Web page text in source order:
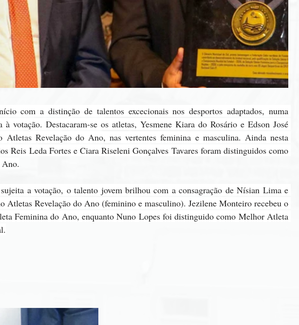
com a distinção de talentos excecionais nos desportos adaptados, numa
à votação. Destacaram-se os atletas, Yesmene Kiara do Rosário e Edson José
Revelação do Ano, nas vertentes feminina e masculina. Ainda nesta
Reis Leda Fortes e Ciara Riseleni Gonçalves Tavares foram distinguidos como
a votação, o talento jovem brilhou com a consagração de Nísian Lima e
Atletas Revelação do Ano (feminino e masculino). Jezilene Monteiro recebeu o
Feminina do Ano, enquanto Nuno Lopes foi distinguido como Melhor Atleta